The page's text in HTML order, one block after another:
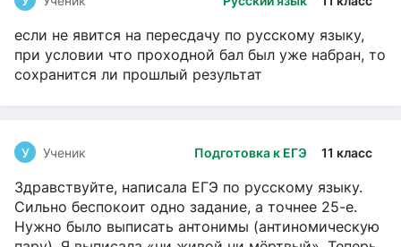
если не явится на пересдачу по русскому языку,
при условии что проходной бал был уже набран, то
сохранится ли прошлый результат
Подготовка к ЕГЭ 11 класс
У Ученик
Здравствуйте, написала ЕГЭ по русскому языку.
Сильно беспокоит одно задание, а точнее 25-е.
Нужно было выписать антонимы (антиномическую